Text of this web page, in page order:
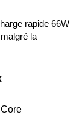
rapide 66W
la